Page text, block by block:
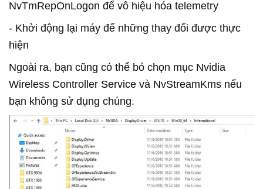
NvTmRepOnLogon để vô hiệu hóa telemetry
- Khởi động lại máy để những thay đổi được thực
hiện
Ngoài ra, bạn cũng có thể bỏ chọn mục Nvidia
Wireless Controller Service và NvStreamKms nếu
bạn không sử dụng chúng.